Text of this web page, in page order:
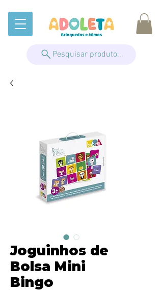
Pesquisar produto...
Joguinhos de
Bolsa Mini
Bingo